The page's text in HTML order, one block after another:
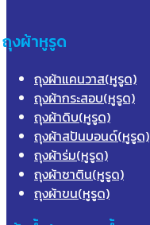
ถุงผ้าหูรูด
ถุงผ้าแคนวาส(หูรูด)
ถุงผ้ากระสอบ(หูรูด)
ถุงผ้าดิบ(หูรูด)
ถุงผ้าสปันบอนด์(หูรูด)
ถุงผ้าร่ม(หูรูด)
ถุงผ้าซาติน(หูรูด)
ถุงผ้าขน(หูรูด)